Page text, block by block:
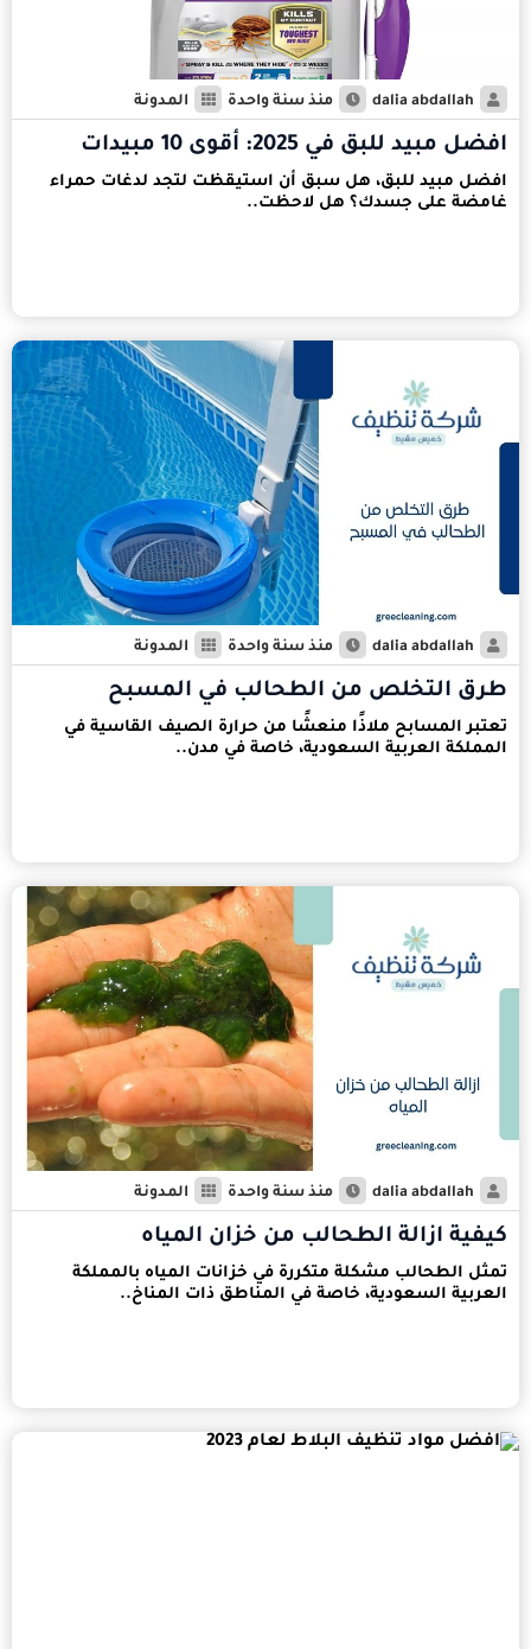
dalia abdallah منذ سنة واحدة المدونة
افضل مبيد للبق في 2025: أقوى 10 مبيدات
افضل مبيد للبق، هل سبق أن استيقظت لتجد لدغات حمراء
غامضة على جسدك؟ هل لاحظت..
dalia abdallah منذ سنة واحدة المدونة
طرق التخلص من الطحالب في المسبح
تعتبر المسابح ملاذًا منعشًا من حرارة الصيف القاسية في
المملكة العربية السعودية، خاصة في مدن..
dalia abdallah منذ سنة واحدة المدونة
كيفية ازالة الطحالب من خزان المياه
تمثل الطحالب مشكلة متكررة في خزانات المياه بالمملكة
العربية السعودية، خاصة في المناطق ذات المناخ..